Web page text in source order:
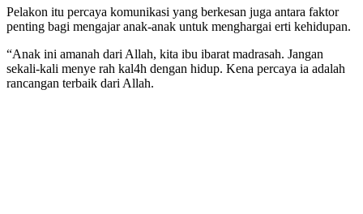
Pelakon itu percaya komunikasi yang berkesan juga antara faktor
penting bagi mengajar anak-anak untuk menghargai erti kehidupan.
“Anak ini amanah dari Allah, kita ibu ibarat madrasah. Jangan
sekali-kali menye rah kal4h dengan hidup. Kena percaya ia adalah
rancangan terbaik dari Allah.